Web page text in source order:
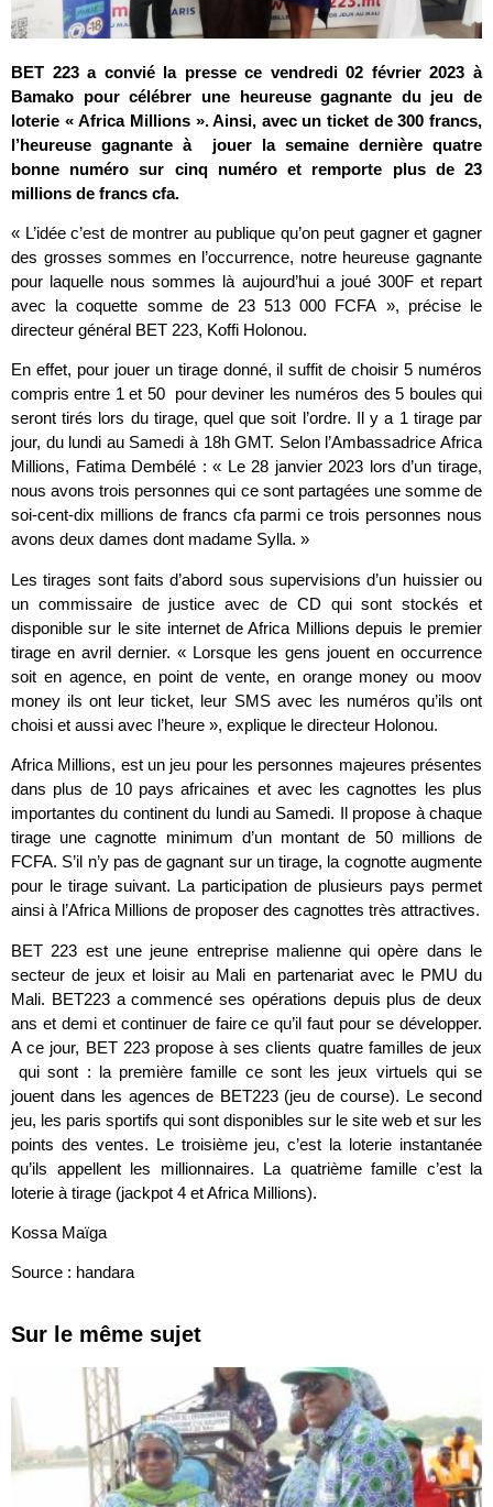
BET 223 a convié la presse ce vendredi 02 février 2023 à
Bamako pour célébrer une heureuse gagnante du jeu de
loterie « Africa Millions ». Ainsi, avec un ticket de 300 francs,
l’heureuse gagnante à jouer la semaine dernière quatre
bonne numéro sur cinq numéro et remporte plus de 23
millions de francs cfa.
« L’idée c’est de montrer au publique qu’on peut gagner et gagner
des grosses sommes en l’occurrence, notre heureuse gagnante
pour laquelle nous sommes là aujourd’hui a joué 300F et repart
avec la coquette somme de 23 513 000 FCFA », précise le
directeur général BET 223, Koffi Holonou.
En effet, pour jouer un tirage donné, il suffit de choisir 5 numéros
compris entre 1 et 50 pour deviner les numéros des 5 boules qui
seront tirés lors du tirage, quel que soit l’ordre. Il y a 1 tirage par
jour, du lundi au Samedi à 18h GMT. Selon l’Ambassadrice Africa
Millions, Fatima Dembélé : « Le 28 janvier 2023 lors d’un tirage,
nous avons trois personnes qui ce sont partagées une somme de
soi-cent-dix millions de francs cfa parmi ce trois personnes nous
avons deux dames dont madame Sylla. »
Les tirages sont faits d’abord sous supervisions d’un huissier ou
un commissaire de justice avec de CD qui sont stockés et
disponible sur le site internet de Africa Millions depuis le premier
tirage en avril dernier. « Lorsque les gens jouent en occurrence
soit en agence, en point de vente, en orange money ou moov
money ils ont leur ticket, leur SMS avec les numéros qu’ils ont
choisi et aussi avec l’heure », explique le directeur Holonou.
Africa Millions, est un jeu pour les personnes majeures présentes
dans plus de 10 pays africaines et avec les cagnottes les plus
importantes du continent du lundi au Samedi. Il propose à chaque
tirage une cagnotte minimum d’un montant de 50 millions de
FCFA. S’il n’y pas de gagnant sur un tirage, la cognotte augmente
pour le tirage suivant. La participation de plusieurs pays permet
ainsi à l’Africa Millions de proposer des cagnottes très attractives.
BET 223 est une jeune entreprise malienne qui opère dans le
secteur de jeux et loisir au Mali en partenariat avec le PMU du
Mali. BET223 a commencé ses opérations depuis plus de deux
ans et demi et continuer de faire ce qu’il faut pour se développer.
A ce jour, BET 223 propose à ses clients quatre familles de jeux
qui sont : la première famille ce sont les jeux virtuels qui se
jouent dans les agences de BET223 (jeu de course). Le second
jeu, les paris sportifs qui sont disponibles sur le site web et sur les
points des ventes. Le troisième jeu, c’est la loterie instantanée
qu’ils appellent les millionnaires. La quatrième famille c’est la
loterie à tirage (jackpot 4 et Africa Millions).
Kossa Maïga
Source : handara
Sur le même sujet